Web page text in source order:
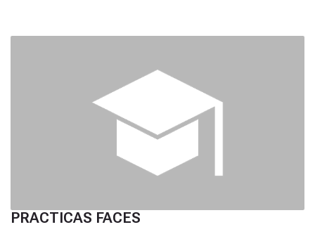
PRACTICAS FACES